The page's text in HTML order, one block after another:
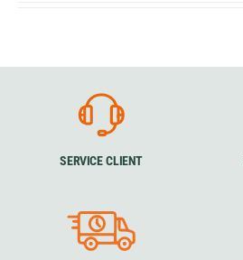
SERVICE CLIENT